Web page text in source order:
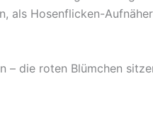
als Hosenflicken-
– die roten Blümchen